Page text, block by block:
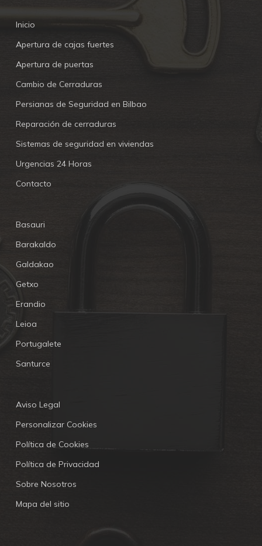
Inicio
Apertura de cajas fuertes
Apertura de puertas
Cambio de Cerraduras
Persianas de Seguridad en Bilbao
Reparación de cerraduras
Sistemas de seguridad en viviendas
Urgencias 24 Horas
Contacto
Basauri
Barakaldo
Galdakao
Getxo
Erandio
Leioa
Portugalete
Santurce
Aviso Legal
Personalizar Cookies
Política de Cookies
Política de Privacidad
Sobre Nosotros
Mapa del sitio